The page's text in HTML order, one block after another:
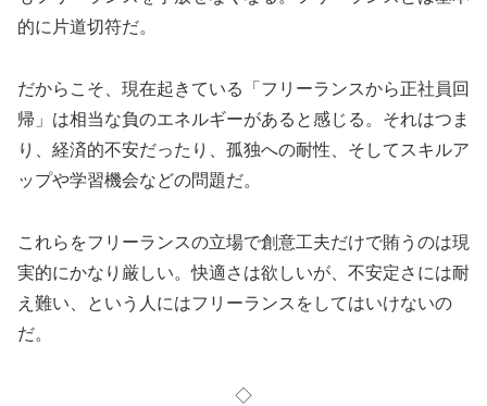
的に片道切符だ。
だからこそ、現在起きている「フリーランスから正社員回
帰」は相当な負のエネルギーがあると感じる。それはつま
り、経済的不安だったり、孤独への耐性、そしてスキルア
ップや学習機会などの問題だ。
これらをフリーランスの立場で創意工夫だけで賄うのは現
実的にかなり厳しい。快適さは欲しいが、不安定さには耐
え難い、という人にはフリーランスをしてはいけないの
だ。
◇